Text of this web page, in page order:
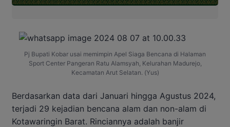
Pj Bupati Kobar usai memimpin Apel Siaga Bencana di Halaman
Sport Center Pangeran Ratu Alamsyah, Kelurahan Madurejo,
Kecamatan Arut Selatan. (Yus)
Berdasarkan data dari Januari hingga Agustus 2024,
terjadi 29 kejadian bencana alam dan non-alam di
Kotawaringin Barat. Rinciannya adalah banjir